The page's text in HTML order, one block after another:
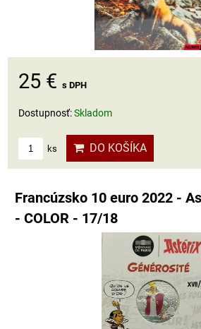
25 € s DPH
Dostupnosť:Skladom
ks DO KOŠÍKA
Francúzsko 10 euro 2022 -
- COLOR - 17/18